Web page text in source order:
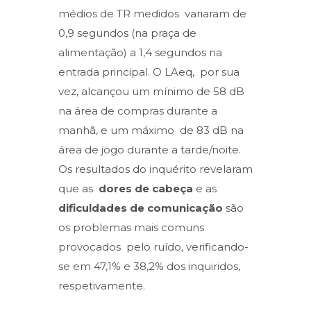
médios de TR medidos variaram de
0,9 segundos (na praça de
alimentação) a 1,4 segundos na
entrada principal. O LAeq, por sua
vez, alcançou um mínimo de 58 dB
na área de compras durante a
manhã, e um máximo de 83 dB na
área de jogo durante a tarde/noite.
Os resultados do inquérito revelaram
que as dores de cabeça e as
dificuldades de comunicação são
os problemas mais comuns
provocados pelo ruído, verificando-
se em 47,1% e 38,2% dos inquiridos,
respetivamente.